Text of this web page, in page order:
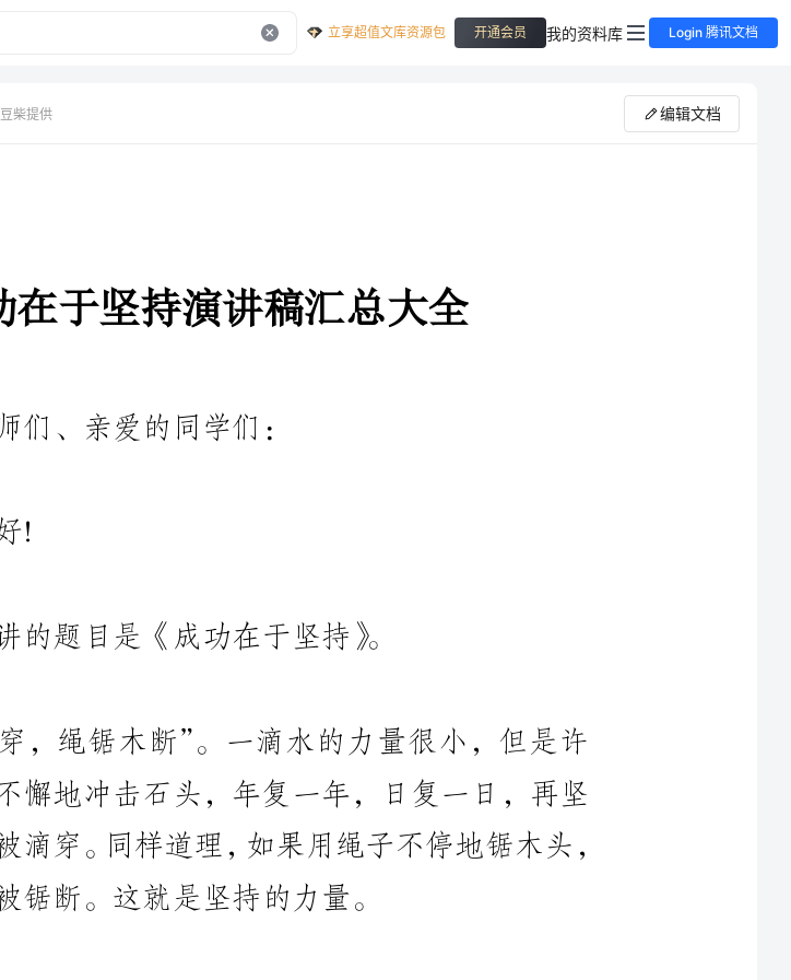
立享超值文库资源包 开通会员 我的资料库 Login 腾讯文档
柴提供 编辑文档
领导下，坚持八年的艰苦抗战，终于把日本侵略者赶回了老
敬爱的老师们、亲爱的同学们：
许多多的水滴不懈地冲击石头，年复一年，日复一日，再坚
坚持是实现国家繁荣富强的基础。
旧中国长期受到帝国列强的欺辱，在伟大领袖毛主席的